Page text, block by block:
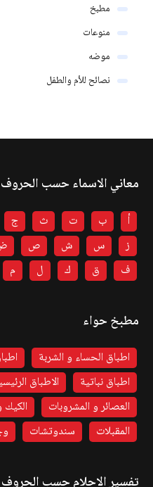
مطبخ
منوعات
موضه
نصائح للأم والطفل
معاني الاسماء حسب الحروف
أ ب ت ث ج
ز
س ش ص
ف
ق ك ل م
مطبخ حواء
اطباق الحساء و الشربة
اطباق نباتية
الاطباق
العصائر و المشروبات
الكيك
المقبلات
سندوتشات